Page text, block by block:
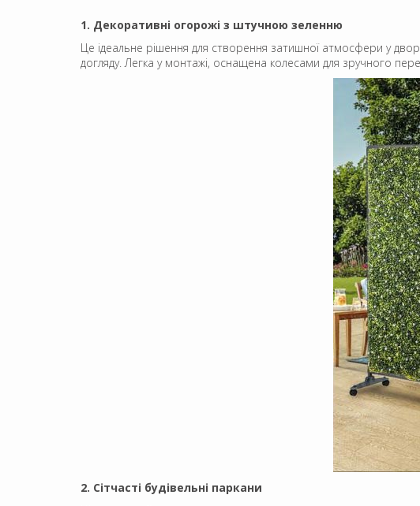
1. Декоративні огорожі з штучною зеленню
Це ідеальне рішення для створення затишної атмосфери у
догляду. Легка у монтажі, оснащена колесами для зручного
2. Сітчасті будівельні паркани